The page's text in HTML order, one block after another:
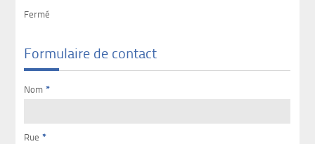
Fermé
Formulaire de contact
Nom *
Rue *